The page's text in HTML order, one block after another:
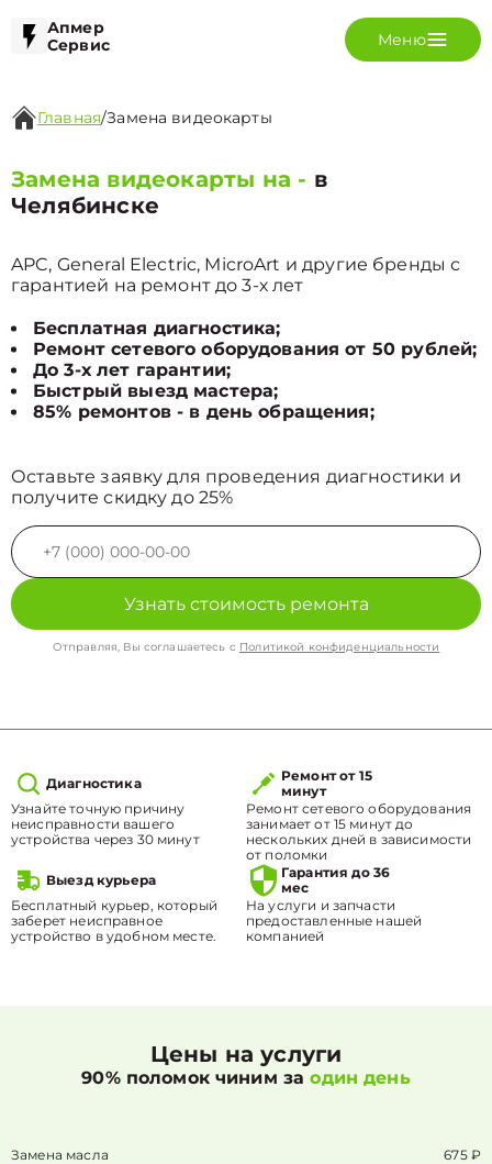
Апмер
Сервис
Меню
Главная/Замена видеокарты
Замена видеокарты на - в
Челябинске
APC, General Electric, MicroArt и другие бренды с
гарантией на ремонт до 3-х лет
Бесплатная диагностика;
Ремонт сетевого оборудования от 50 рублей;
До 3-х лет гарантии;
Быстрый выезд мастера;
85% ремонтов - в день обращения;
Оставьте заявку для проведения диагностики и
получите скидку до 25%
Узнать стоимость ремонта
Отправляя, Вы соглашаетесь с Политикой конфиденциальности
Диагностика
Узнайте точную причину
неисправности вашего
устройства через 30 минут
Ремонт от 15
минут
Ремонт сетевого оборудования
занимает от 15 минут до
нескольких дней в зависимости
от поломки
Выезд курьера
Бесплатный курьер, который
заберет неисправное
устройство в удобном месте.
Гарантия до 36
мес
На услуги и запчасти
предоставленные нашей
компанией
Цены на услуги
90% поломок чиним заодин день
Замена масла 675 ₽